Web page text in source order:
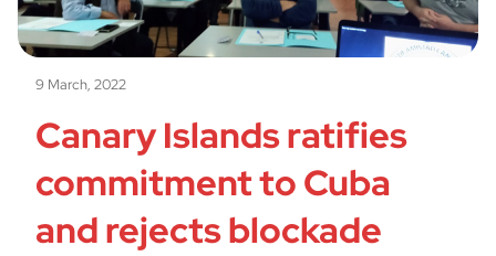
9 March, 2022
Canary Islands ratifies
commitment to Cuba
and rejects blockade